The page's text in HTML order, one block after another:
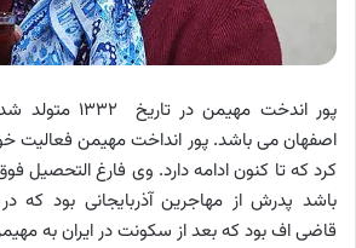
پور اندخت مهیمن
کرد که تا کنون ادامه دارد. وی فارغ التحصیل
باشد پدرش از مهاجرین آذربایجانی بود که در
قاضی اف بود که بعد از سکونت در ایران به